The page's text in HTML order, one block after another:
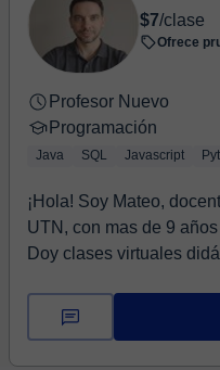
$7/clase
Ofrece
Profesor Nuevo
Programación
Java SQL Javascript
¡Hola! Soy Mateo,
UTN, con mas de 9
Doy clases virtuales